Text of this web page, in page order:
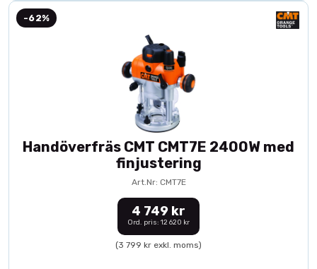
-62%
Handöverfräs CMT CMT7E 2400W med
finjustering
Art.Nr: CMT7E
4 749 kr
Ord. pris: 12 620 kr
(3 799 kr exkl. moms)